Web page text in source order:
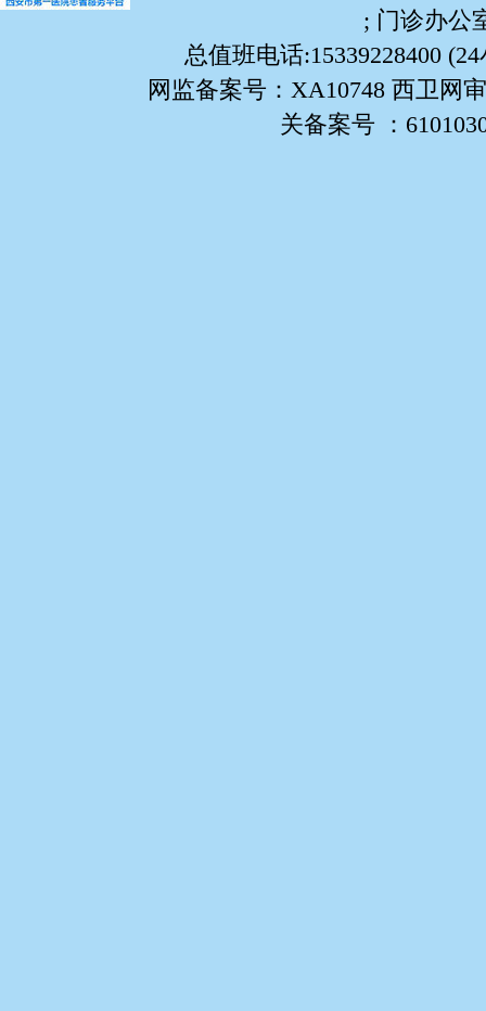
; 门诊办公
总值班电话:15339228400
网监备案号：XA10748 西卫网
关备案号 ：